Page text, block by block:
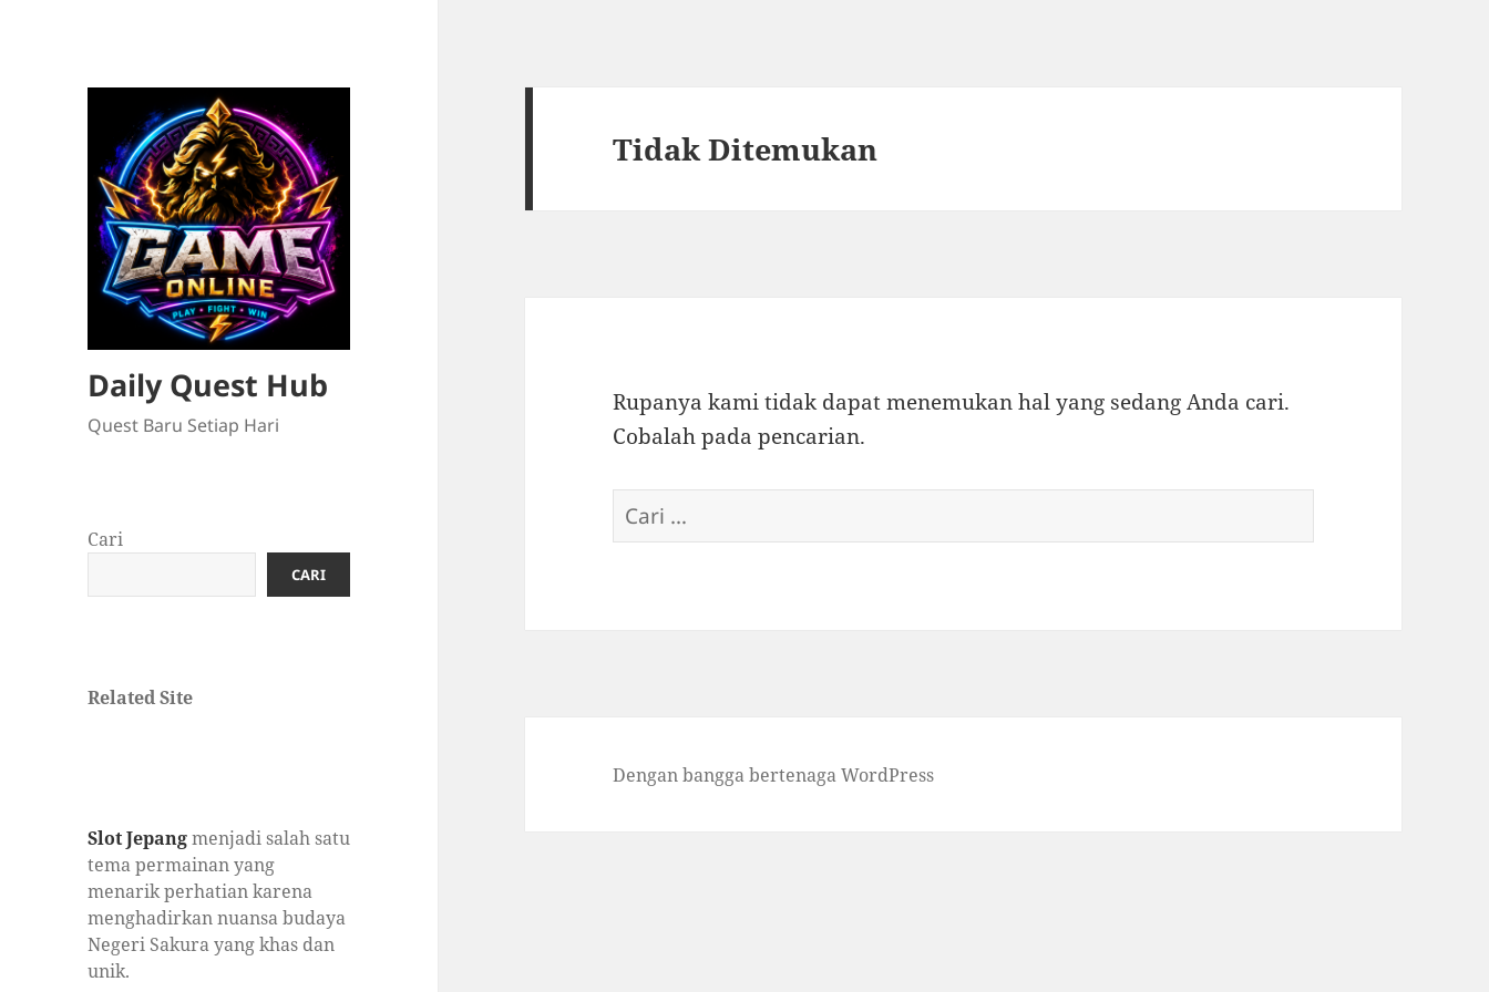
Daily Quest Hub
Quest Baru Setiap Hari
Cari
CARI
Related Site
Slot Jepangmenjadi salah satu
tema permainan yang
menarik perhatian karena
menghadirkan nuansa budaya
Negeri Sakura yang khas dan
unik.
Tidak Ditemukan
Rupanya kami tidak dapat menemukan hal yang sedang Anda cari.
Cobalah pada pencarian.
Cari
untuk:
Dengan bangga bertenaga WordPress